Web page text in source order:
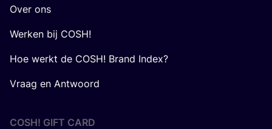
Over ons
Werken bij COSH!
Hoe werkt de COSH! Brand Index?
Vraag en Antwoord
COSH! GIFT CARD